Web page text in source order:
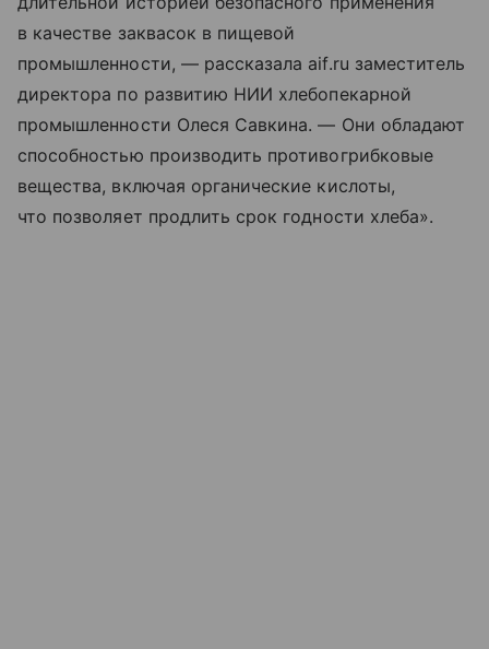
в качестве заквасок в пищевой
промышленности, — рассказала aif.ru заместитель
директора по развитию НИИ хлебопекарной
промышленности Олеся Савкина. — Они обладают
способностью производить противогрибковые
вещества, включая органические кислоты,
что позволяет продлить срок годности хлеба».